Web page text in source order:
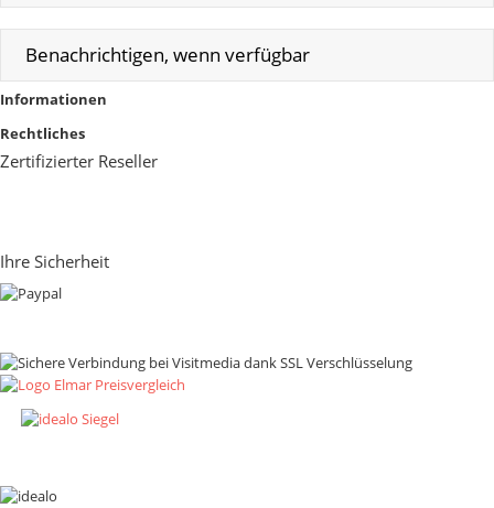
Benachrichtigen, wenn verfügbar
Informationen
Rechtliches
Zertifizierter Reseller
Ihre Sicherheit